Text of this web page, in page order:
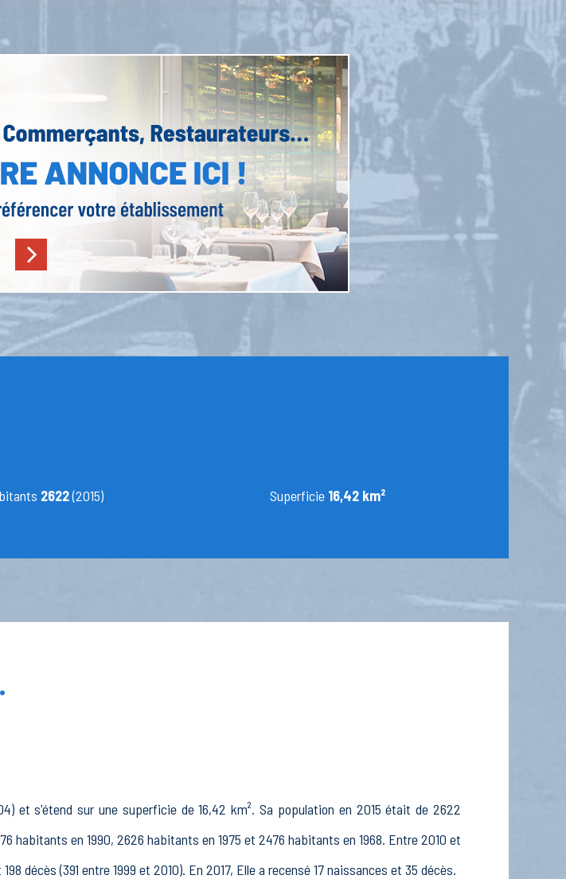
2622(2015) Superficie 16,42 km²
et s'étend sur une superficie de 16,42 km². Sa population en 2015 était de 2622
habitants en 1990, 2626 habitants en 1975 et 2476 habitants en 1968. Entre 2010 et
décès (391 entre 1999 et 2010). En 2017, Elle a recensé 17 naissances et 35 décès.